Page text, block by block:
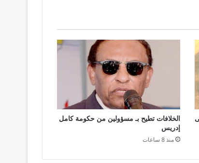
الخلافات تطيح بـ مسؤولين من حكومة كامل
إدريس
منذ 8 ساعات